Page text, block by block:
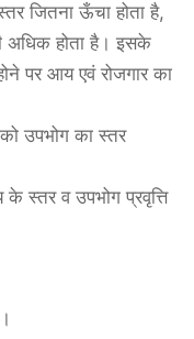
जितना ऊँचा होता है,
अधिक होता है। इसके
पर आय एवं रोजगार का
उपभोग का स्तर
स्तर व उपभोग प्रवृत्ति